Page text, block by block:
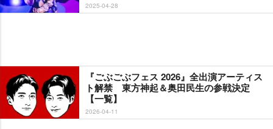
2025-04-28
『ごぶごぶフェス 2026』全出演アーティス
ト解禁 東方神起＆奥田民生の参戦決定
【一覧】
2026-04-11